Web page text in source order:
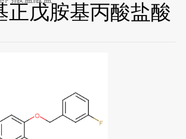
正戊胺基丙酸盐酸